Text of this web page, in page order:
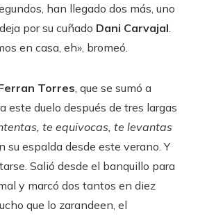
han llegado dos más, uno
por su cuñado Dani Carvajal
en casa, eh», bromeó.
Torres , que se sumó a
este duelo después de tres largas
te equivocas, te levantas
su espalda desde este verano. Y
Salió desde el banquillo para
y marcó dos tantos en diez
que lo zarandeen, el